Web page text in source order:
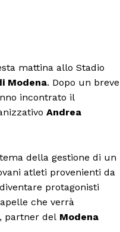
mattina allo Stadio
Modena. Dopo un breve
incontrato il
Andrea
della gestione di un
atleti provenienti da
protagonisti
che verrà
, partner del Modena